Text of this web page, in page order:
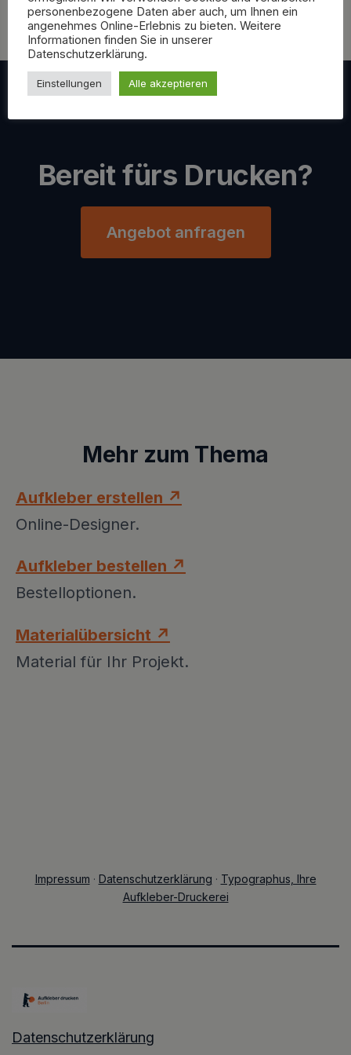
Vorprüfung vor dem Druck.
Bereit fürs Drucken?
Angebot anfragen
Mehr zum Thema
Aufkleber erstellen ↗
Online-Designer.
Aufkleber bestellen ↗
Bestelloptionen.
Materialübersicht ↗
Material für Ihr Projekt.
Impressum · Datenschutzerklärung · Typographus, Ihre
Aufkleber-Druckerei
Datenschutzerklärung
personenbezogene Daten aber auch, um Ihnen ein
angenehmes Online-Erlebnis zu bieten. Weitere
Informationen finden Sie in unserer
Datenschutzerklärung.
Einstellungen Alle akzeptieren